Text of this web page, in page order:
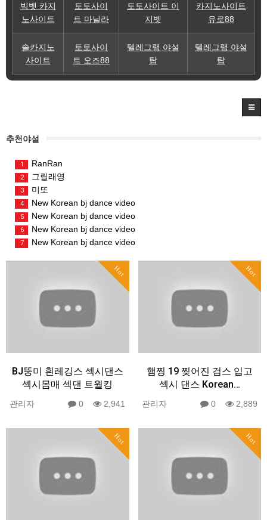
빅벳 카지
노사이트
토토사이
트 마닐라
토토사이트 이
지벳
카지노사이트
유로88
솔카지노
사이트
토토사이
트 오즈88
텔레그램 야설
탑
텔레그램 야설
탑
추천야설
1 RanRan
2 그릴래영
3 미또
4 New Korean bj dance video
5 New Korean bj dance video
6 New Korean bj dance video
7 New Korean bj dance video
Hot
BJ뚱미 흰레깅스 섹시댄스
섹시몸매 섹댄 트월킹
관리자 0 2,941
Hot
햄찡 19 찢어진 검스 입고
섹시 댄스 Korean…
관리자 0 2,889
Hot Hot